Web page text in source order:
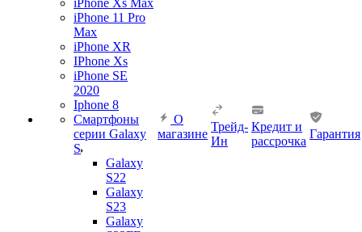
iPhone Xs Max
iPhone 11 Pro
Max
iPhone XR
IPhone Xs
iPhone SE
2020
Iphone 8
Смартфоны
серии Galaxy
S
Galaxy
S22
Galaxy
S23
Galaxy
О
магазине
Трейд-
Ин
Кредит и
рассрочка
Гарантия